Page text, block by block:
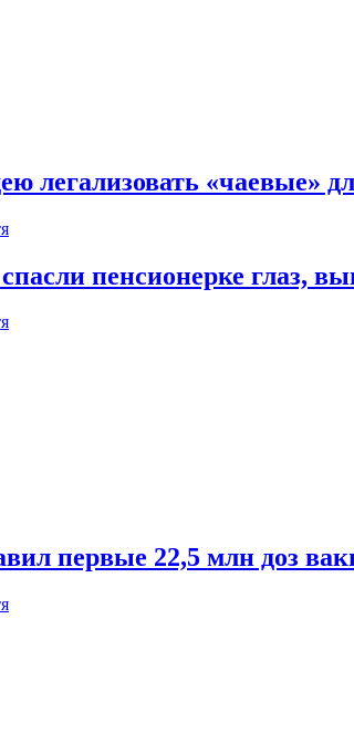
легализовать «чаевые»
пенсионерке глаз,
первые 22,5 млн доз